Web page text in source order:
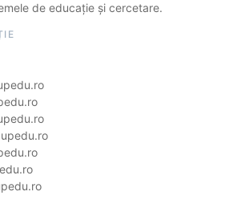
de educație și cercetare.